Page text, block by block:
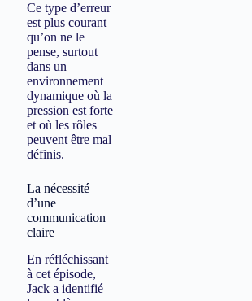
Ce type d’erreur
est plus courant
qu’on ne le
pense, surtout
dans un
environnement
dynamique où la
pression est forte
et où les rôles
peuvent être mal
définis.
La nécessité
d’une
communication
claire
En réfléchissant
à cet épisode,
Jack a identifié